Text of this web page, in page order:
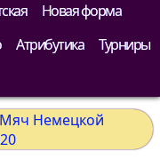
Новая форма
Атрибутика
Турниры
Мяч Немецкой